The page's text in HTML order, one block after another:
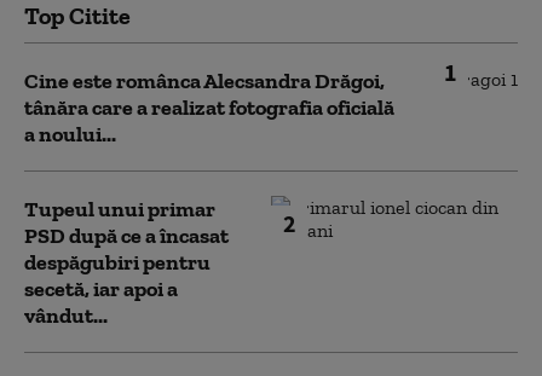
Top Citite
1
Cine este românca Alecsandra Drăgoi,
tânăra care a realizat fotografia oficială
a noului...
2
Tupeul unui primar
PSD după ce a încasat
despăgubiri pentru
secetă, iar apoi a
vândut...